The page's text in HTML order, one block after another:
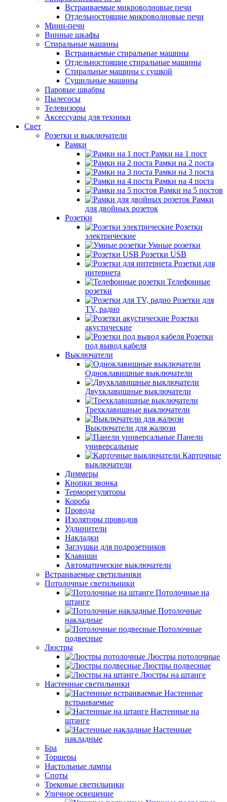
Встраиваемые микроволновые печи
Отдельностоящие микроволновые печи
Мини-печи
Винные шкафы
Стиральные машины
Встраиваемые стиральные машины
Отдельностоящие стиральные машины
Стиральные машины с сушкой
Сушильные машины
Паровые швабры
Пылесосы
Телевизоры
Аксессуары для техники
Свет
Розетки и выключатели
Рамки
Рамки на 1 пост
Рамки на 2 поста
Рамки на 3 поста
Рамки на 4 поста
Рамки на 5 постов
Рамки
для двойных розеток
Розетки
Розетки
электрические
Умные розетки
Розетки USB
Розетки для
интернета
Телефонные
розетки
Розетки для
TV, радио
Розетки
акустические
Розетки
под вывод кабеля
Выключатели
Одноклавишные выключатели
Двухклавишные выключатели
Трехклавишные выключатели
Выключатели для жалюзи
Панели
универсальные
Карточные
выключатели
Диммеры
Кнопки звонка
Терморегуляторы
Короба
Провода
Изоляторы проводов
Удлинители
Накладки
Заглушки для подрозетников
Клавиши
Автоматические выключатели
Встраиваемые светильники
Потолочные светильники
Потолочные на
штанге
Потолочные
накладные
Потолочные
подвесные
Люстры
Люстры потолочные
Люстры подвесные
Люстры на штанге
Настенные светильники
Настенные
встраиваемые
Настенные на
штанге
Настенные
накладные
Бра
Торшеры
Настольные лампы
Споты
Трековые светильники
Уличное освещение